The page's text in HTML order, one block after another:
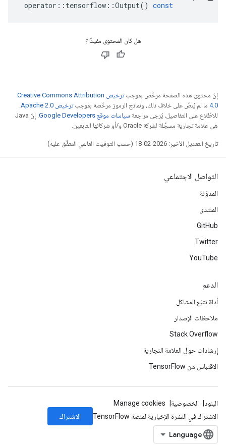
operator :: tensorflow ::Output() const
هل كان المحتوى مفيدًا؟
إنّ محتوى هذه الصفحة مرخّص بموجب
ترخيص Creative Commons Attribution
4.0‏ ما لم يُنصّ على خلاف ذلك، ونماذج الرموز مرخّصة بموجبترخيص Apache 2.0‏
.
للاطّلاع على التفاصيل، يُرجى مراجعة سياسات موقع Google Developers‏
. إنّ Java
هي علامة تجارية مسجَّلة لشركة Oracle و/أو شركائها التابعين.
تاريخ التعديل الأخير: 2026-02-18 (حسب التوقيت العالمي المتفَّق عليه)
التواصل الاجتماعي
المدوّنة
المنتدى
GitHub
Twitter
YouTube
الدعم
أداة تتبّع المشاكل
ملاحظات الإصدار
Stack Overflow
إرشادات حول العلامة التجارية
الاقتباس من TensorFlow
البنود الخصوصية
Manage cookies
الاشتراك في النشرة الإخبارية لمنصة TensorFlow
الاشتراك